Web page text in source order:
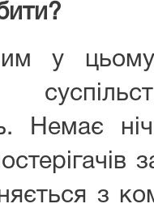
у
Немає
з